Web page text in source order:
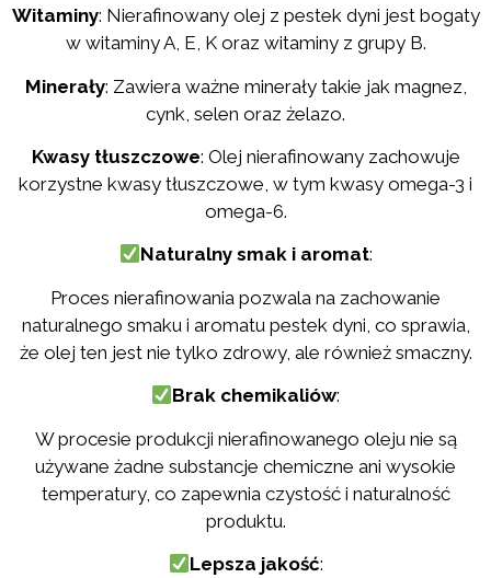
Witaminy: Nierafinowany olej z pestek dyni jest bogaty
w witaminy A, E, K oraz witaminy z grupy B.
Minerały: Zawiera ważne minerały takie jak magnez,
cynk, selen oraz żelazo.
Kwasy tłuszczowe: Olej nierafinowany zachowuje
korzystne kwasy tłuszczowe, w tym kwasy omega-3 i
omega-6.
Naturalny smak i aromat:
Proces nierafinowania pozwala na zachowanie
naturalnego smaku i aromatu pestek dyni, co sprawia,
że olej ten jest nie tylko zdrowy, ale również smaczny.
Brak chemikaliów:
W procesie produkcji nierafinowanego oleju nie są
używane żadne substancje chemiczne ani wysokie
temperatury, co zapewnia czystość i naturalność
produktu.
Lepsza jakość: